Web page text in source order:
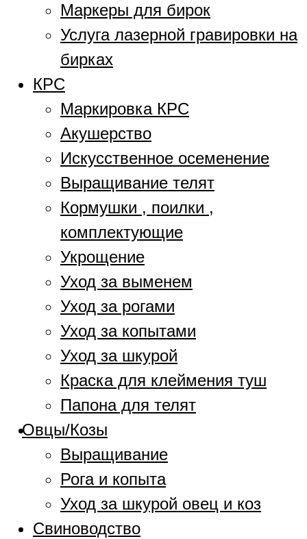
Маркеры для бирок
Услуга лазерной гравировки на
бирках
КРС
Маркировка КРС
Акушерство
Искусственное осеменение
Выращивание телят
Кормушки , поилки ,
комплектующие
Укрощение
Уход за выменем
Уход за рогами
Уход за копытами
Уход за шкурой
Краска для клеймения туш
Папона для телят
Овцы/Козы
Выращивание
Рога и копыта
Уход за шкурой овец и коз
Свиноводство